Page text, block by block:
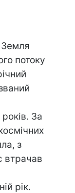
Земля
потоку
За
з
втрачав
рік.